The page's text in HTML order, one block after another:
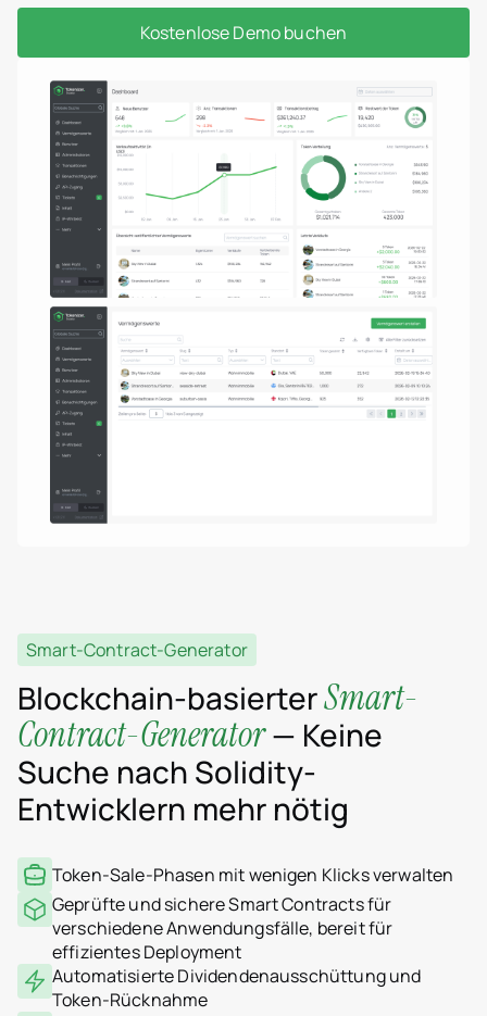
Kostenlose Demo buchen
Smart-Contract-Generator
Blockchain-basierterSmart-
Contract-Generator— Keine
Suche nach Solidity-
Entwicklern mehr nötig
Token-Sale-Phasen mit wenigen Klicks verwalten
Geprüfte und sichere Smart Contracts für
verschiedene Anwendungsfälle, bereit für
effizientes Deployment
Automatisierte Dividendenausschüttung und
Token-Rücknahme